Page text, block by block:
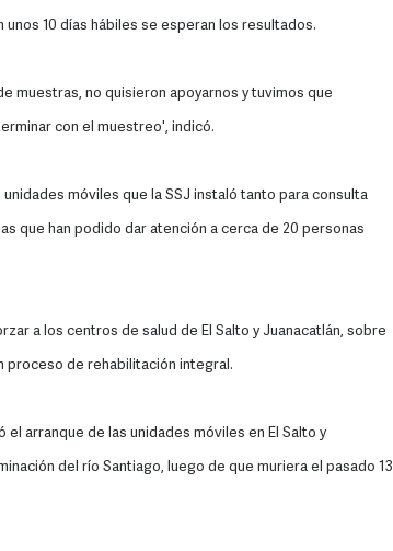
10 días hábiles se esperan los resultados.
muestras, no quisieron apoyarnos y tuvimos que
con el muestreo', indicó.
móviles que la SSJ instaló tanto para consulta
que han podido dar atención a cerca de 20 personas
a los centros de salud de El Salto y Juanacatlán, sobre
proceso de rehabilitación integral.
el arranque de las unidades móviles en El Salto y
del río Santiago, luego de que muriera el pasado 13